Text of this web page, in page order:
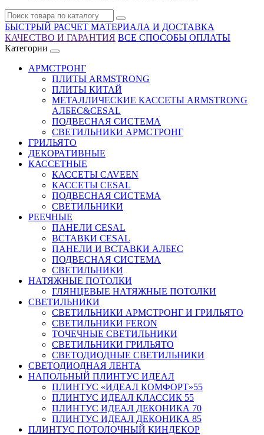
БЫСТРЫЙ РАСЧЕТ МАТЕРИАЛА И ДОСТАВКА
КАЧЕСТВО И ГАРАНТИЯ ВСЕ СПОСОБЫ ОПЛАТЫ
Категории
АРМСТРОНГ
ПЛИТЫ ARMSTRONG
ПЛИТЫ КИТАЙ
МЕТАЛЛИЧЕСКИЕ КАССЕТЫ ARMSTRONG
AЛБЕС&CESAL
ПОДВЕСНАЯ СИСТЕМА
СВЕТИЛЬНИКИ АРМСТРОНГ
ГРИЛЬЯТО
ДЕКОРАТИВНЫЕ
КАССЕТНЫЕ
КАССЕТЫ CAVEEN
КАССЕТЫ CESAL
ПОДВЕСНАЯ СИСТЕМА
СВЕТИЛЬНИКИ
РЕЕЧНЫЕ
ПАНЕЛИ CESAL
ВСТАВКИ CESAL
ПАНЕЛИ И ВСТАВКИ АЛБЕС
ПОДВЕСНАЯ СИСТЕМА
СВЕТИЛЬНИКИ
НАТЯЖНЫЕ ПОТОЛКИ
ГЛЯНЦЕВЫЕ НАТЯЖНЫЕ ПОТОЛКИ
СВЕТИЛЬНИКИ
СВЕТИЛЬНИКИ АРМСТРОНГ И ГРИЛЬЯТО
СВЕТИЛЬНИКИ FERON
ТОЧЕЧНЫЕ СВЕТИЛЬНИКИ
СВЕТИЛЬНИКИ ГРИЛЬЯТО
СВЕТОДИОДНЫЕ СВЕТИЛЬНИКИ
СВЕТОДИОДНАЯ ЛЕНТА
НАПОЛЬНЫЙ ПЛИНТУС ИДЕАЛ
ПЛИНТУС «ИДЕАЛ КОМФОРТ»55
ПЛИНТУС ИДЕАЛ КЛАССИК 55
ПЛИНТУС ИДЕАЛ ДЕКОНИКА 70
ПЛИНТУС ИДЕАЛ ДЕКОНИКА 85
ПЛИНТУС ПОТОЛОЧНЫЙ КИНДЕКОР